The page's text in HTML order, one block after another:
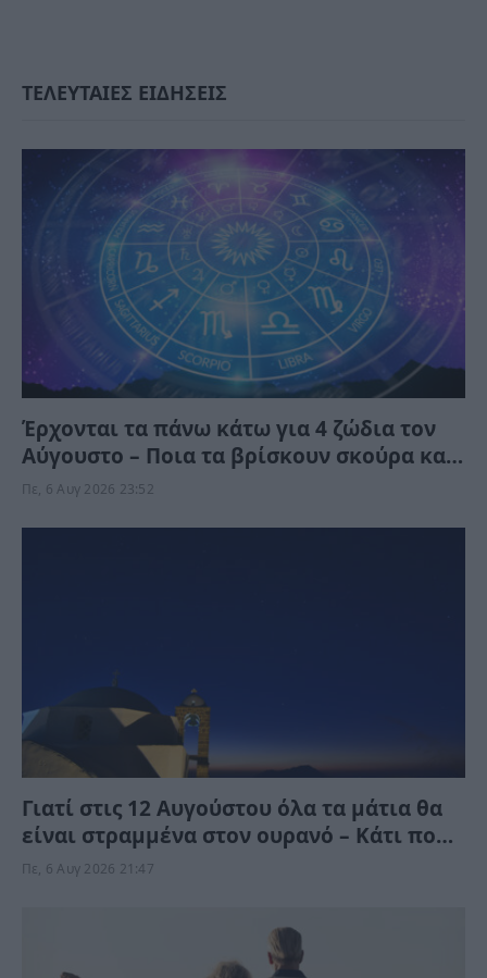
ΤΕΛΕΥΤΑΙΕΣ ΕΙΔΗΣΕΙΣ
Έρχονται τα πάνω κάτω για 4 ζώδια τον
Αύγουστο – Ποια τα βρίσκουν σκούρα και
ποια αναπνεόυν
Πε, 6 Αυγ 2026 23:52
Γιατί στις 12 Αυγούστου όλα τα μάτια θα
είναι στραμμένα στον ουρανό – Κάτι πολύ
σπάνιο θα συμβεί
Πε, 6 Αυγ 2026 21:47